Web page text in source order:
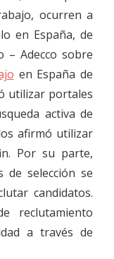
ocurren a
en España, de
– Adecco sobre
en España de
utilizar portales
activa de
afirmó utilizar
Por su parte,
de selección se
candidatos.
reclutamiento
a través de